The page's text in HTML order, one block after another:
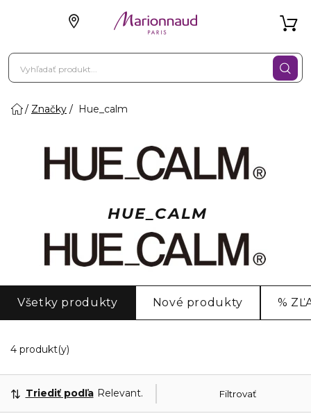
Značky Hue_calm
HUE_CALM
Všetky produkty Nové produkty %
4 produkt(y)
Filtrovať
Triediť podľa Relevantnosť